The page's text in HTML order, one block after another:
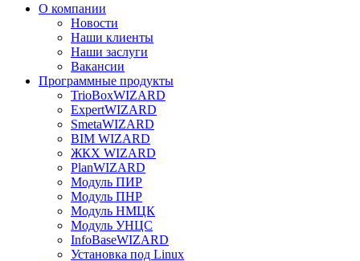
О компании
Новости
Наши клиенты
Наши заслуги
Вакансии
Программные продукты
TrioBoxWIZARD
ExpertWIZARD
SmetaWIZARD
BIM WIZARD
ЖКХ WIZARD
PlanWIZARD
Модуль ПИР
Модуль ПНР
Модуль НМЦК
Модуль УНЦС
InfoBaseWIZARD
Установка под Linux